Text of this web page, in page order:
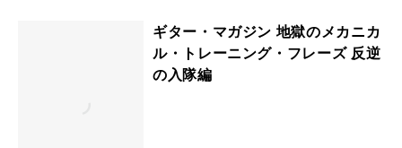
ギター・マガジン 地獄のメカニカ
ル・トレーニング・フレーズ 反逆
の入隊編